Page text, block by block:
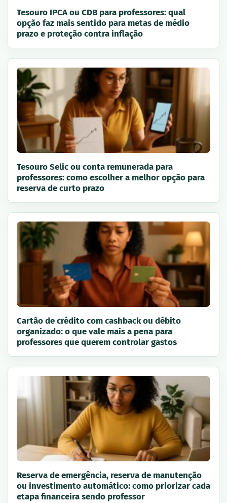
Tesouro IPCA ou CDB para professores: qual
opção faz mais sentido para metas de médio
prazo e proteção contra inflação
Tesouro Selic ou conta remunerada para
professores: como escolher a melhor opção para
reserva de curto prazo
Cartão de crédito com cashback ou débito
organizado: o que vale mais a pena para
professores que querem controlar gastos
Reserva de emergência, reserva de manutenção
ou investimento automático: como priorizar cada
etapa financeira sendo professor